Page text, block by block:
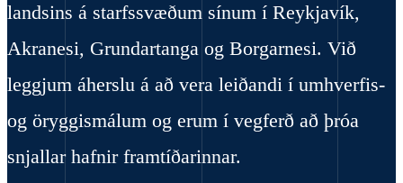
landsins á starfssvæðum sínum í Reykjavík,
Akranesi, Grundartanga og Borgarnesi. Við
leggjum áherslu á að vera leiðandi í umhverfis-
og öryggismálum og erum í vegferð að þróa
snjallar hafnir framtíðarinnar.